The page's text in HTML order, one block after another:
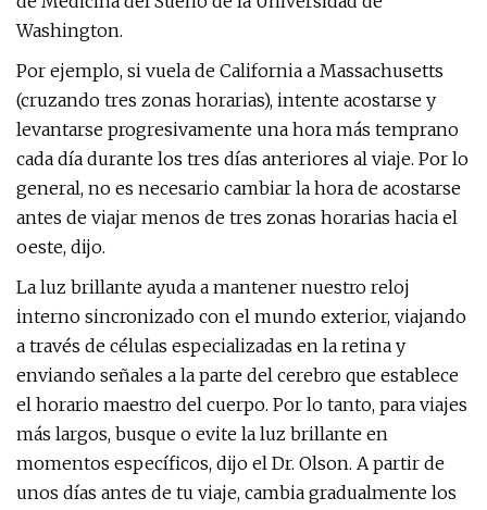
Washington.
Por ejemplo, si vuela de California a Massachusetts
(cruzando tres zonas horarias), intente acostarse y
levantarse progresivamente una hora más temprano
cada día durante los tres días anteriores al viaje. Por lo
general, no es necesario cambiar la hora de acostarse
antes de viajar menos de tres zonas horarias hacia el
oeste, dijo.
La luz brillante ayuda a mantener nuestro reloj
interno sincronizado con el mundo exterior, viajando
a través de células especializadas en la retina y
enviando señales a la parte del cerebro que establece
el horario maestro del cuerpo. Por lo tanto, para viajes
más largos, busque o evite la luz brillante en
momentos específicos, dijo el Dr. Olson. A partir de
unos días antes de tu viaje, cambia gradualmente los